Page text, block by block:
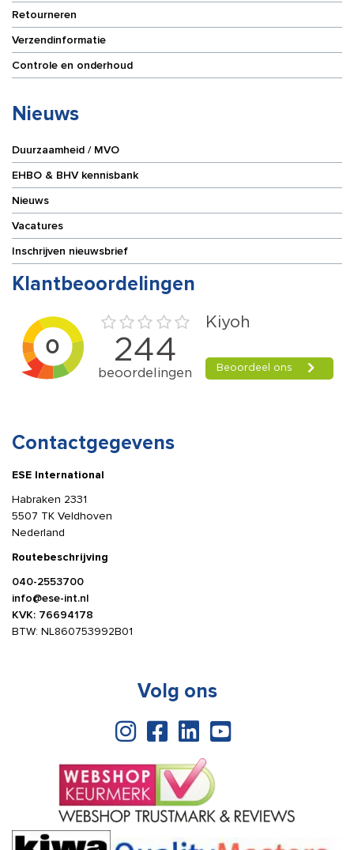
Retourneren
Verzendinformatie
Controle en onderhoud
Nieuws
Duurzaamheid / MVO
EHBO & BHV kennisbank
Nieuws
Vacatures
Inschrijven nieuwsbrief
Klantbeoordelingen
Contactgegevens
ESE International
Habraken 2331
5507 TK Veldhoven
Nederland
Routebeschrijving
040-2553700
info@ese-int.nl
KVK: 76694178
BTW: NL860753992B01
Volg ons